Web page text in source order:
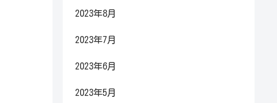
2023年8月
2023年7月
2023年6月
2023年5月